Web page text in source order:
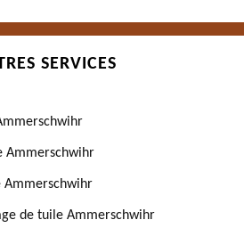
SERVICES
Ammerschwihr
Ammerschwihr
de tuile Ammerschwihr